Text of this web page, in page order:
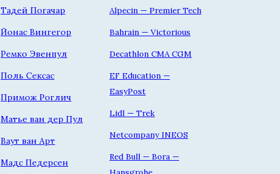
Тадей Погачар
Йонас Вингегор
Ремко Эвенпул
Поль Сексас
Примож Роглич
Матье ван дер Пул
Ваут ван Арт
Мадс Педерсен
Alpecin — Premier Tech
Bahrain — Victorious
Decathlon CMA CGM
EF Education —
EasyPost
Lidl — Trek
Netcompany INEOS
Red Bull — Bora —